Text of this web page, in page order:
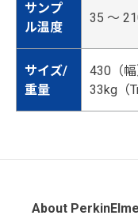
サンプ
ル温度
35 ～
サイズ/
重量
430（
33kg（
About